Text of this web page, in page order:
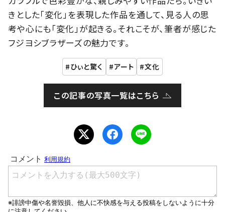
きとした「変化」を表現した作品を通して、見る人の思
考や心にも「変化」が起きる。それこそが、筆者が感じた
フジヨシブラザーズの魅力です。
ひぃと驚く アート 文化
この記事の写真一覧はこちら